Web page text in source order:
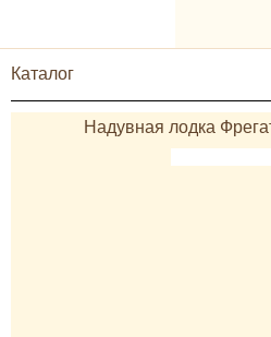
Каталог
Надувная лодка